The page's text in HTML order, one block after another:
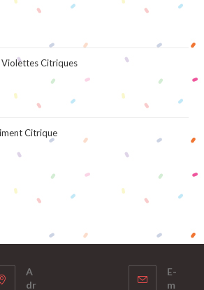
Violettes Citriques
Citrique
A
dr
E-
m